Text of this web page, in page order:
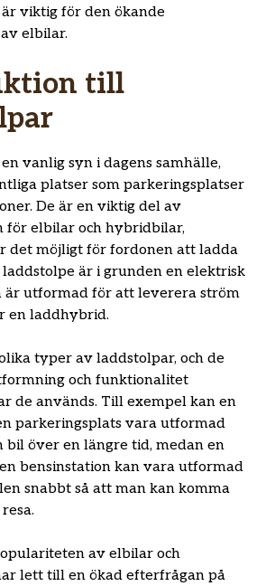
viktig för den ökande
elbilar.
till
vanlig syn i dagens samhälle,
platser som parkeringsplatser
De är en viktig del av
för elbilar och hybridbilar,
det möjligt för fordonen att ladda
är i grunden en elektrisk
är utformad för att leverera ström
en laddhybrid.
typer av laddstolpar, och de
och funktionalitet
de används. Till exempel kan en
parkeringsplats vara utformad
bil över en längre tid, medan en
bensinstation kan vara utformad
snabbt så att man kan komma
av elbilar och
lett till en ökad efterfrågan på